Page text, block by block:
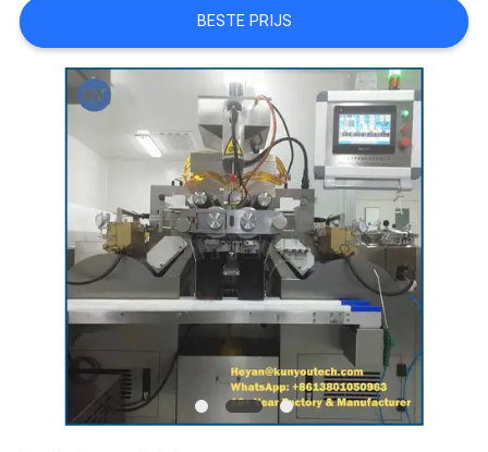
OFFERTE
SITEMAP
PRIVACY
POLICY
BESTE PRIJS